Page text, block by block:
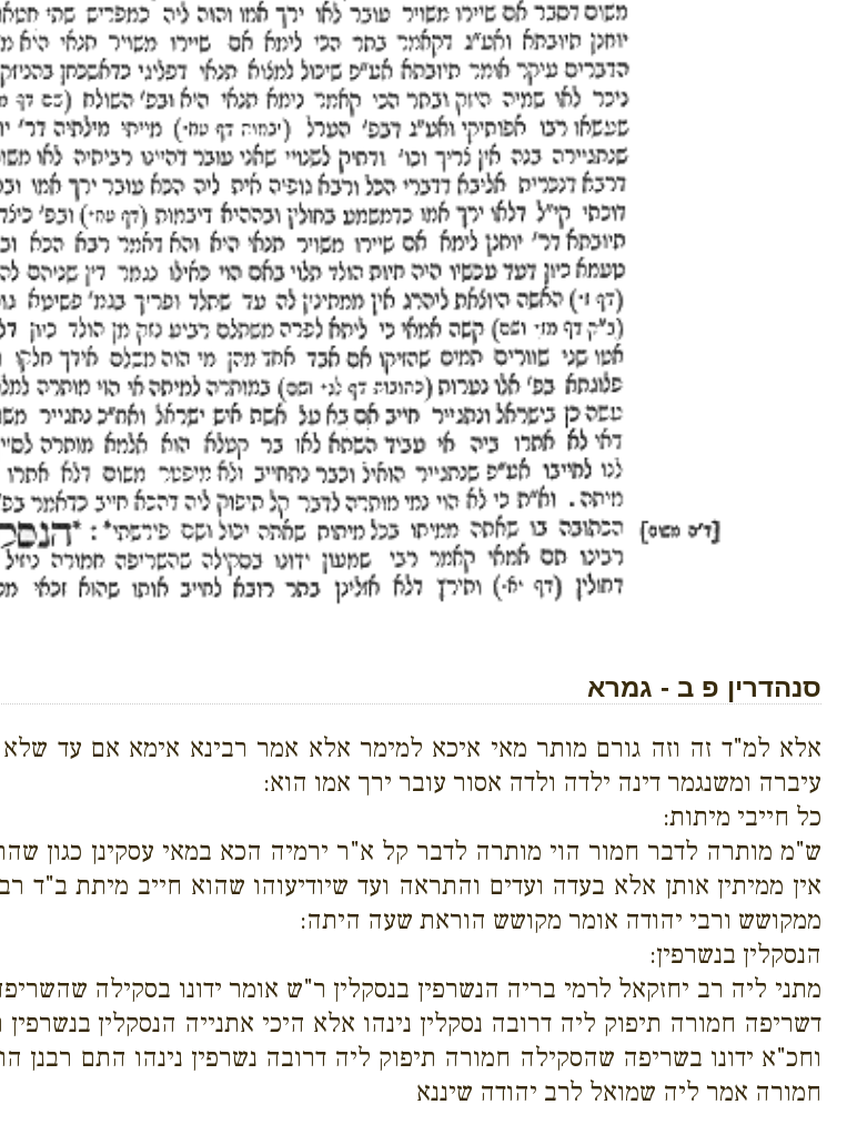
סנהדרין פ ב - גמרא
אלא למ"ד זה וזה גורם מותר מאי איכא למימר אלא אמר רבינא אימא אם עד שלא
עיברה ומשנגמר דינה ילדה ולדה אסור עובר ירך אמו הוא:
כל חייבי מיתות:
ש"מ מותרה לדבר חמור הוי מותרה לדבר קל א"ר ירמיה הכא במאי עסקינן כגון
אין ממיתין אותן אלא בעדה ועדים והתראה ועד שיודיעוהו שהוא חייב מיתת ב"ד
ממקושש ורבי יהודה אומר מקושש הוראת שעה היתה:
הנסקלין בנשרפין:
מתני ליה רב יחזקאל לרמי בריה הנשרפין בנסקלין ר"ש אומר ידונו בסקילה
דשריפה חמורה תיפוק ליה דרובה נסקלין נינהו אלא היכי אתנייה הנסקלין
וחכ"א ידונו בשריפה שהסקילה חמורה תיפוק ליה דרובה נשרפין נינהו התם
חמורה אמר ליה שמואל לרב יהודה שיננא